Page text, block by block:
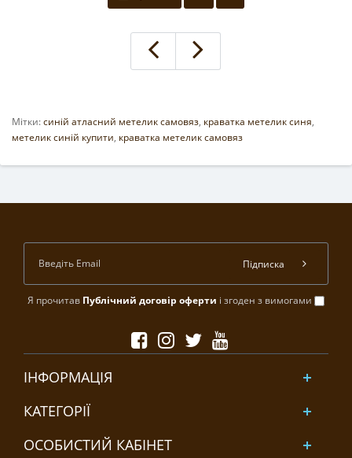
Мітки:синій атласний метелик самовяз, краватка метелик синя,
метелик синій купити, краватка метелик самовяз
Я прочитав Публічний договір оферти і згоден з вимогами
Підписка
ІНФОРМАЦІЯ
КАТЕГОРІЇ
ОСОБИСТИЙ КАБІНЕТ